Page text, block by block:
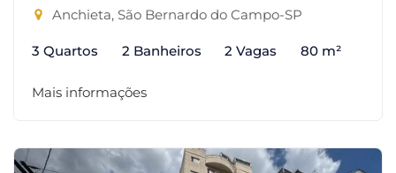
Anchieta, São Bernardo do Campo-SP
3 Quartos 2 Banheiros 2 Vagas 80 m²
Mais informações